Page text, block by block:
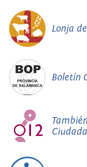
Lonja
Boletín